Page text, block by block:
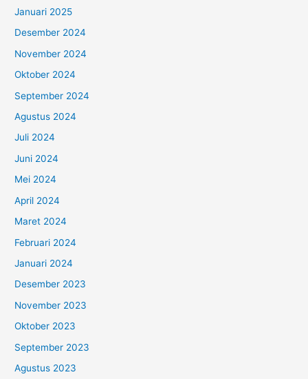
Januari 2025
Desember 2024
November 2024
Oktober 2024
September 2024
Agustus 2024
Juli 2024
Juni 2024
Mei 2024
April 2024
Maret 2024
Februari 2024
Januari 2024
Desember 2023
November 2023
Oktober 2023
September 2023
Agustus 2023